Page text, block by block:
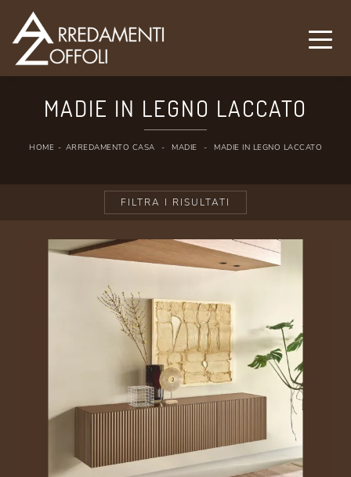
MADIE IN LEGNO LACCATO
HOME - ARREDAMENTO CASA - MADIE - MADIE IN LEGNO LACCATO
FILTRA I RISULTATI